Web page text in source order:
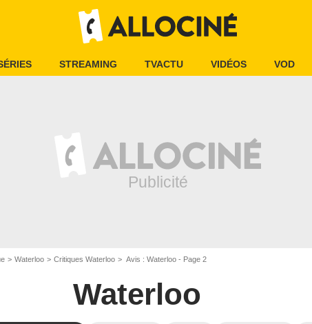
STREAMING TVACTU VIDÉOS VOD
Waterloo Critiques Waterloo Avis : Waterloo - Page 2
Waterloo